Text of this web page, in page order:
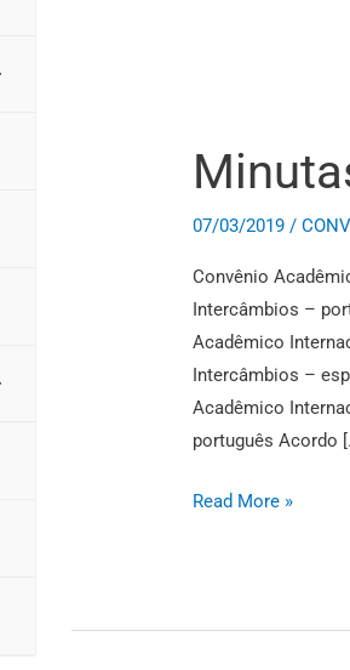
07/03/2019/
Convênio
Intercâmbios –
Acadêmico
Intercâmbios –
Acadêmico
português Acordo
Minutas
Read More »